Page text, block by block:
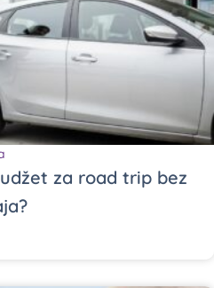
za road trip bez